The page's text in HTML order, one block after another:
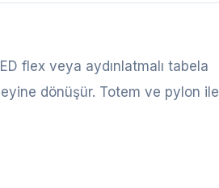
flex veya aydınlatmalı tabela
dönüşür. Totem ve pylon ile